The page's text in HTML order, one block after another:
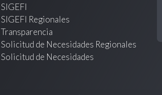
SIGEFI
SIGEFI Regionales
Transparencia
Solicitud de Necesidades Regionales
Solicitud de Necesidades